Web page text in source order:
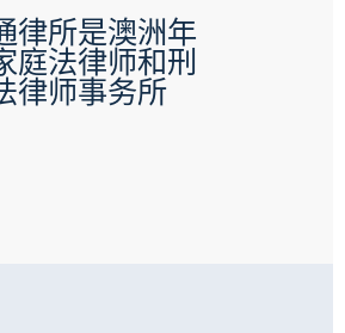
律所是澳洲年
庭法律师和刑
律师事务所